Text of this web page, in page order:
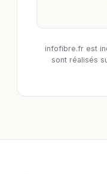
infofibre.fr est
sont réalisés